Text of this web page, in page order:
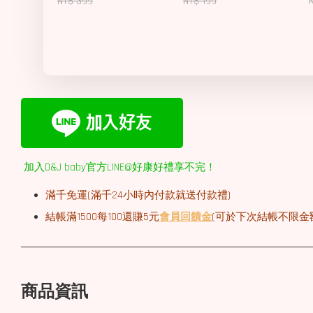
加入D&J baby官方LINE@好康好禮享不完！
滿千免運(滿千24小時內付款就送付款禮)
結帳滿1500每100還賺5元會員回饋金(可於下次結帳不限金
商品資訊